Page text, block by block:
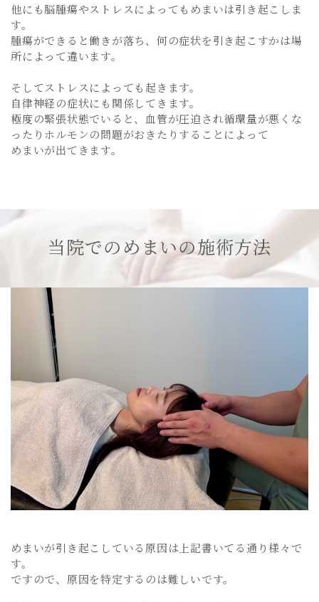
他にも脳腫瘍やストレスによってもめまいは引き起こしま
す。
腫瘍ができると働きが落ち、何の症状を引き起こすかは場
所によって違います。
そしてストレスによっても起きます。
自律神経の症状にも関係してきます。
極度の緊張状態でいると、血管が圧迫され循環量が悪くな
ったりホルモンの問題がおきたりすることによって
めまいが出てきます。
当院でのめまいの施術方法
めまいが引き起こしている原因は上記書いてる通り様々で
す。
ですので、原因を特定するのは難しいです。